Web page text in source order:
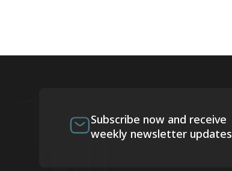
Subscribe now and receive
weekly newsletter updates